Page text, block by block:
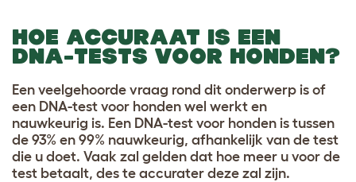
HOE ACCURAAT IS EEN
DNA-TESTS VOOR HONDEN?
Een veelgehoorde vraag rond dit onderwerp is of
een DNA-test voor honden wel werkt en
nauwkeurig is. Een DNA-test voor honden is tussen
de 93% en 99% nauwkeurig, afhankelijk van de test
die u doet. Vaak zal gelden dat hoe meer u voor de
test betaalt, des te accurater deze zal zijn.